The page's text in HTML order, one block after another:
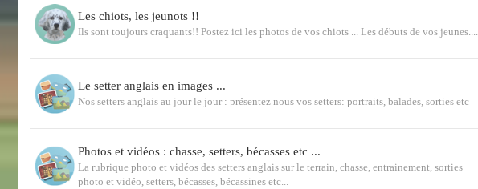
Les chiots, les jeunots !!
Ils sont toujours craquants!! Postez ici les photos de vos chiots ... Les débuts de vos jeunes....
Le setter anglais en images ...
Nos setters anglais au jour le jour : présentez nous vos setters: portraits, balades, sorties etc
Photos et vidéos : chasse, setters, bécasses etc ...
La rubrique photo et vidéos des setters anglais sur le terrain, chasse, entrainement, sorties
photo et vidéo, setters, bécasses, bécassines etc...